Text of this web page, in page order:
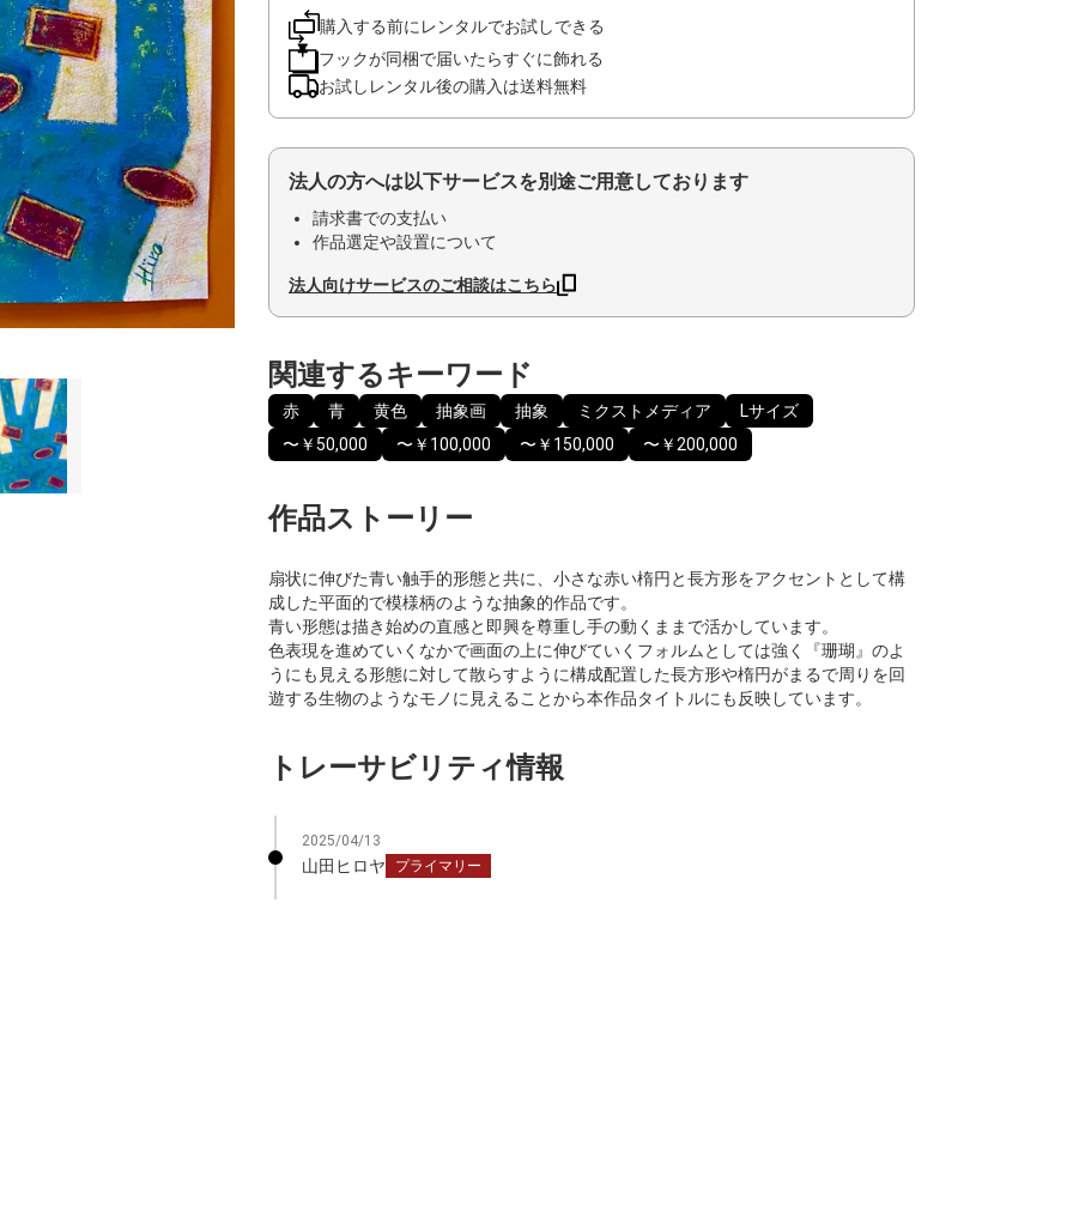
購入する前にレンタルでお試しできる
フックが同梱で届いたらすぐに飾れる
お試しレンタル後の購入は送料無料
法人の方へは以下サービスを別途ご用意しております
請求書での支払い
作品選定や設置について
法人向けサービスのご相談はこちら
関連するキーワード
赤 青 黄色 抽象画 抽象 ミクストメディア
Lサイズ
〜￥50,000
〜￥100,000 〜￥150,000 〜￥200,000
作品ストーリー
扇状に伸びた青い触手的形態と共に、小さな赤い楕円と長方形をアクセントとして構
成した平面的で模様柄のような抽象的作品です。
青い形態は描き始めの直感と即興を尊重し手の動くままで活かしています。
色表現を進めていくなかで画面の上に伸びていくフォルムとしては強く『珊瑚』のよ
うにも見える形態に対して散らすように構成配置した長方形や楕円がまるで周りを回
遊する生物のようなモノに見えることから本作品タイトルにも反映しています。
トレーサビリティ情報
2025/04/13
山田ヒロヤ プライマリー